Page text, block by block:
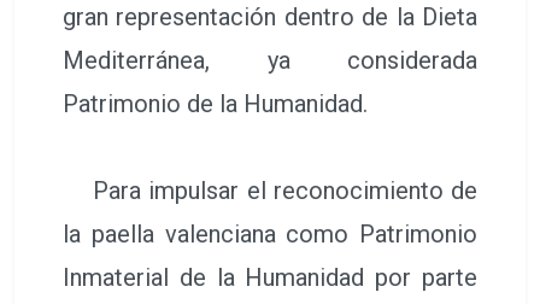
gran representación dentro de la Dieta
Mediterránea, ya considerada
Patrimonio de la Humanidad.
Para impulsar el reconocimiento de
la paella valenciana como Patrimonio
Inmaterial de la Humanidad por parte